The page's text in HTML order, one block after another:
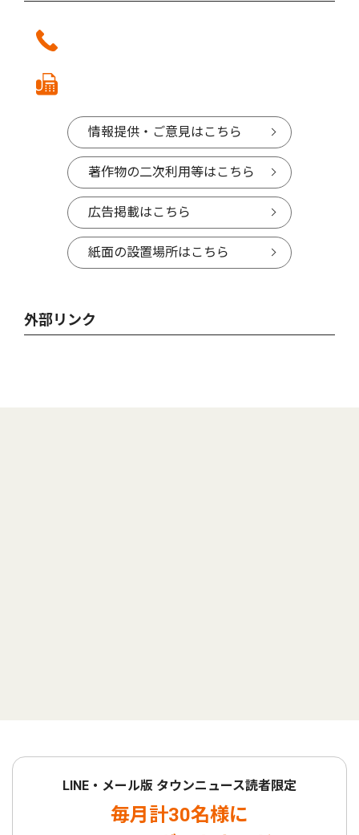
情報提供・ご意見はこちら
著作物の二次利用等はこちら
広告掲載はこちら
紙面の設置場所はこちら
外部リンク
LINE・メール版 タウンニュース読者限定
毎月計30名様に